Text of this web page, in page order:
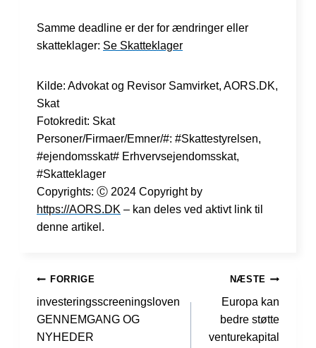
Samme deadline er der for ændringer eller
skatteklager: Se Skatteklager
Kilde: Advokat og Revisor Samvirket, AORS.DK,
Skat
Fotokredit: Skat
Personer/Firmaer/Emner/#: #Skattestyrelsen,
#ejendomsskat# Erhvervsejendomsskat,
#Skatteklager
Copyrights: Ⓒ 2024 Copyright by
https://AORS.DK – kan deles ved aktivt link til
denne artikel.
INDLÆGSNAVIGATION
FORRIGE
investeringsscreeningsloven
GENNEMGANG OG
NYHEDER
NÆSTE
Europa kan
bedre støtte
venturekapital